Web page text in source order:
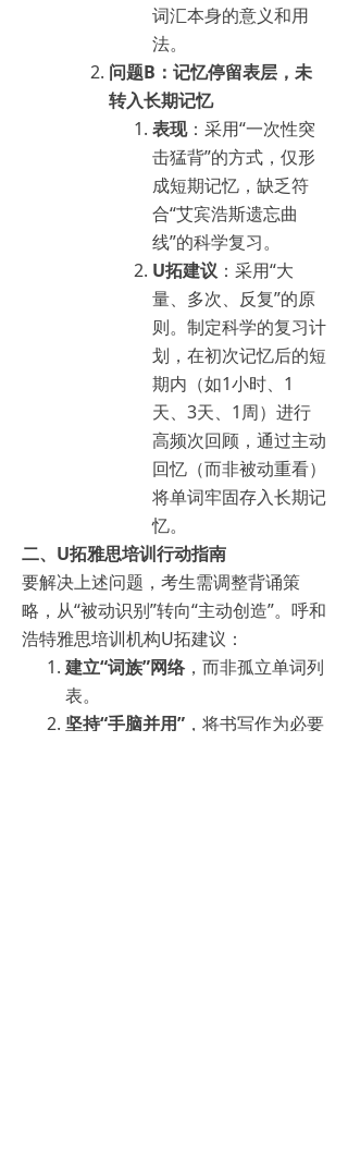
词汇本身的意义和用
法。
问题B：记忆停留表层，未
转入长期记忆
表现：采用“一次性突
击猛背”的方式，仅形
成短期记忆，缺乏符
合“艾宾浩斯遗忘曲
线”的科学复习。
U拓建议 ：采用“大
量、多次、反复”的原
则。制定科学的复习计
划，在初次记忆后的短
期内（如1小时、1
天、3天、1周）进行
高频次回顾，通过主动
回忆（而非被动重看）
将单词牢固存入长期记
忆。
二、U拓雅思培训行动指南
要解决上述问题，考生需调整背诵策
略，从“被动识别”转向“主动创造”。呼和
浩特雅思培训机构U拓建议：
建立“词族”网络，而非孤立单词列
表。
坚持“手脑并用” ，将书写作为必要